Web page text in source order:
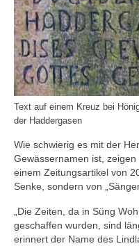
Text auf einem Kreuz bei
der Haddergasen
Wie schwierig es mit der
Gewässernamen ist,
einem Zeitungsartikel von
Senke, sondern von
„Die Zeiten, da in Süng
geschaffen wurden, sind
erinnert der Name des